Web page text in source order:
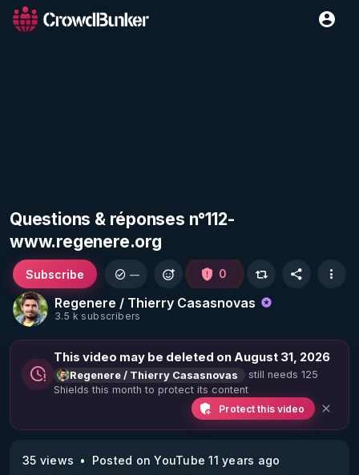
Questions & réponses n°112-
www.regenere.org
Regenere / Thierry Casasnovas
3.5 k subscribers
Subscribe — 0
This video may be deleted on August 31, 2026
Regenere / Thierry Casasnovas
still needs 125
Shields this month to protect its content
Protect this video
35 views
Posted on YouTube 11 years ago